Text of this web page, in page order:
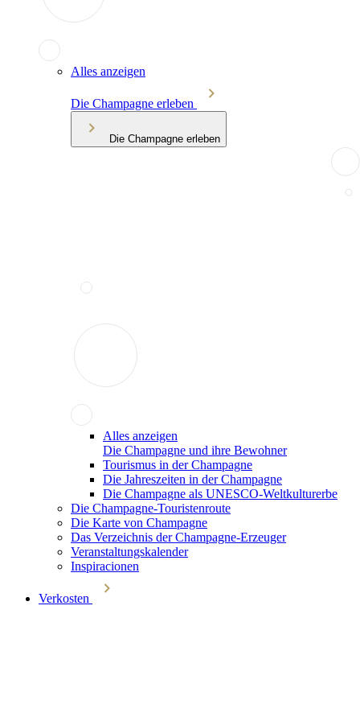
Alles anzeigen
Die Champagne erleben
Die Champagne erleben
Alles anzeigen
Die Champagne und ihre Bewohner
Tourismus in der Champagne
Die Jahreszeiten in der Champagne
Die Champagne als UNESCO-Weltkulturerbe
Die Champagne-Touristenroute
Die Karte von Champagne
Das Verzeichnis der Champagne-Erzeuger
Veranstaltungskalender
Inspiracionen
Verkosten